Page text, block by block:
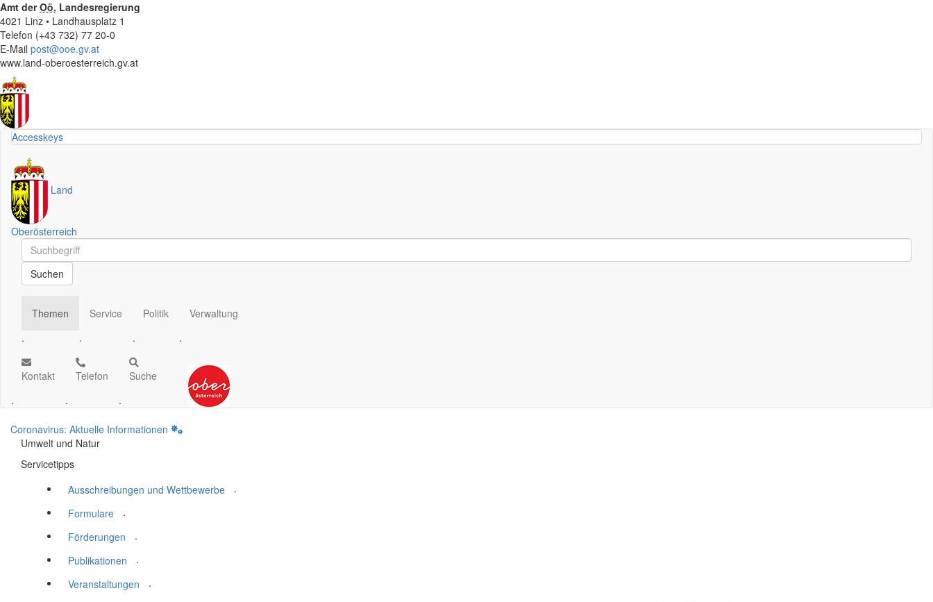
Amt derOö. Landesregierung
4021 Linz • Landhausplatz 1
Telefon (+43 732) 77 20-0
E-Mail post@ooe.gv.at
www.land-oberoesterreich.gv.at
Accesskeys
Land
Oberösterreich
Schnellsuche
Schnellsuche
Suchen
Themen
.
Service
.
Politik
.
Verwaltung
.
Kontakt
.
Telefon
.
Suche
.
Coronavirus: Aktuelle Informationen
Umwelt und Natur
Servicetipps
Ausschreibungen und Wettbewerbe
.
Formulare
.
Förderungen
.
Publikationen
.
Veranstaltungen
.